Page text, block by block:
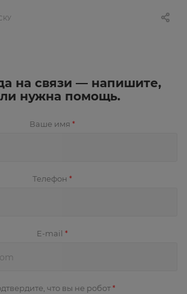
на связи — напишите,
нужна помощь.
Ваше имя *
Телефон *
E-mail *
что вы не робот *